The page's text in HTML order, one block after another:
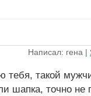
Написал: гена |
такой
шапка, точно